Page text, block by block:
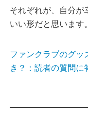
それぞれが、自分が
いい形だと思います。
ファンクラブのグッ
き？：読者の質問に